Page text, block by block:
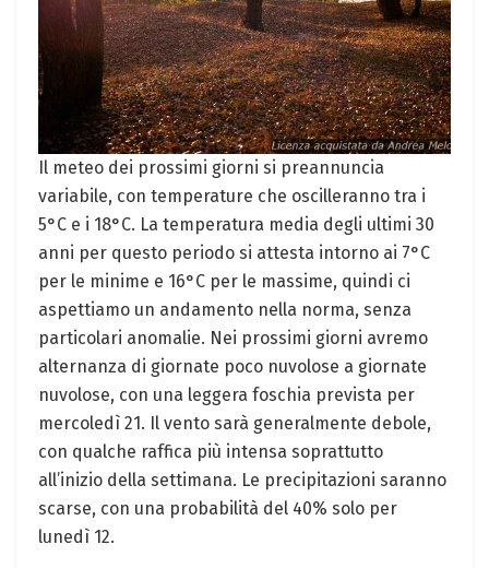
Il meteo dei prossimi giorni si preannuncia
variabile, con temperature che oscilleranno tra i
5°C e i 18°C. La temperatura media degli ultimi 30
anni per questo periodo si attesta intorno ai 7°C
per le minime e 16°C per le massime, quindi ci
aspettiamo un andamento nella norma, senza
particolari anomalie. Nei prossimi giorni avremo
alternanza di giornate poco nuvolose a giornate
nuvolose, con una leggera foschia prevista per
mercoledì 21. Il vento sarà generalmente debole,
con qualche raffica più intensa soprattutto
all’inizio della settimana. Le precipitazioni saranno
scarse, con una probabilità del 40% solo per
lunedì 12.